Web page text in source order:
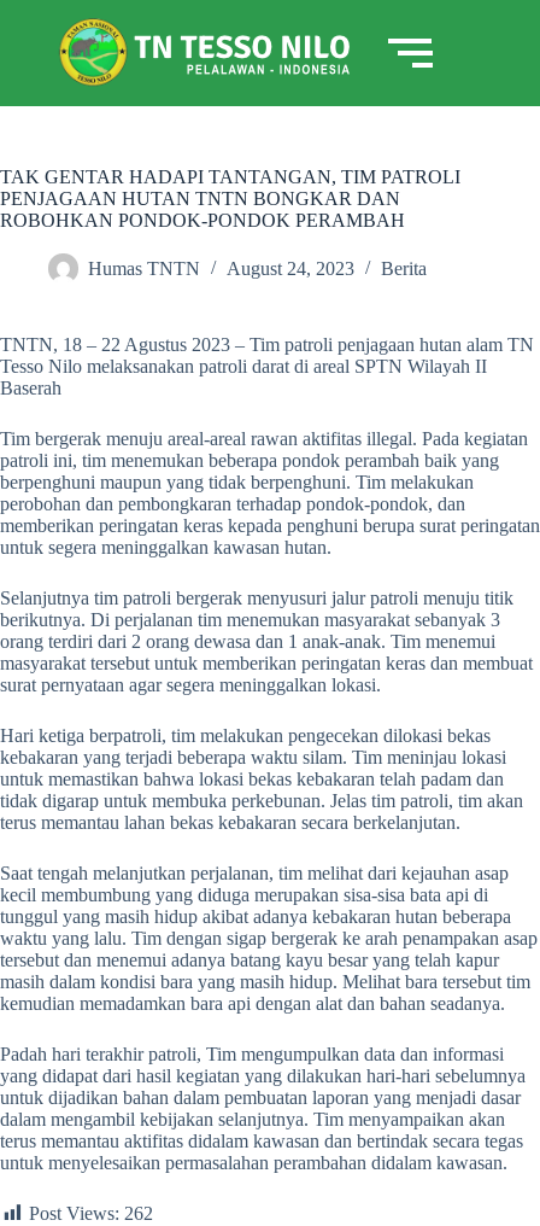
TAK GENTAR HADAPI TANTANGAN, TIM PATROLI
PENJAGAAN HUTAN TNTN BONGKAR DAN
ROBOHKAN PONDOK-PONDOK PERAMBAH
Humas TNTN August 24, 2023 Berita
TNTN, 18 – 22 Agustus 2023 – Tim patroli penjagaan hutan alam TN
Tesso Nilo melaksanakan patroli darat di areal SPTN Wilayah II
Baserah
Tim bergerak menuju areal-areal rawan aktifitas illegal. Pada kegiatan
patroli ini, tim menemukan beberapa pondok perambah baik yang
berpenghuni maupun yang tidak berpenghuni. Tim melakukan
perobohan dan pembongkaran terhadap pondok-pondok, dan
memberikan peringatan keras kepada penghuni berupa surat peringatan
untuk segera meninggalkan kawasan hutan.
Selanjutnya tim patroli bergerak menyusuri jalur patroli menuju titik
berikutnya. Di perjalanan tim menemukan masyarakat sebanyak 3
orang terdiri dari 2 orang dewasa dan 1 anak-anak. Tim menemui
masyarakat tersebut untuk memberikan peringatan keras dan membuat
surat pernyataan agar segera meninggalkan lokasi.
Hari ketiga berpatroli, tim melakukan pengecekan dilokasi bekas
kebakaran yang terjadi beberapa waktu silam. Tim meninjau lokasi
untuk memastikan bahwa lokasi bekas kebakaran telah padam dan
tidak digarap untuk membuka perkebunan. Jelas tim patroli, tim akan
terus memantau lahan bekas kebakaran secara berkelanjutan.
Saat tengah melanjutkan perjalanan, tim melihat dari kejauhan asap
kecil membumbung yang diduga merupakan sisa-sisa bata api di
tunggul yang masih hidup akibat adanya kebakaran hutan beberapa
waktu yang lalu. Tim dengan sigap bergerak ke arah penampakan asap
tersebut dan menemui adanya batang kayu besar yang telah kapur
masih dalam kondisi bara yang masih hidup. Melihat bara tersebut tim
kemudian memadamkan bara api dengan alat dan bahan seadanya.
Padah hari terakhir patroli, Tim mengumpulkan data dan informasi
yang didapat dari hasil kegiatan yang dilakukan hari-hari sebelumnya
untuk dijadikan bahan dalam pembuatan laporan yang menjadi dasar
dalam mengambil kebijakan selanjutnya. Tim menyampaikan akan
terus memantau aktifitas didalam kawasan dan bertindak secara tegas
untuk menyelesaikan permasalahan perambahan didalam kawasan.
Post Views: 262